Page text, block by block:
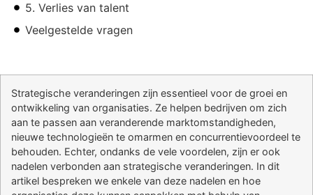
5. Verlies van talent
Veelgestelde vragen
Strategische veranderingen zijn essentieel voor de groei en
ontwikkeling van organisaties. Ze helpen bedrijven om zich
aan te passen aan veranderende marktomstandigheden,
nieuwe technologieën te omarmen en concurrentievoordeel te
behouden. Echter, ondanks de vele voordelen, zijn er ook
nadelen verbonden aan strategische veranderingen. In dit
artikel bespreken we enkele van deze nadelen en hoe